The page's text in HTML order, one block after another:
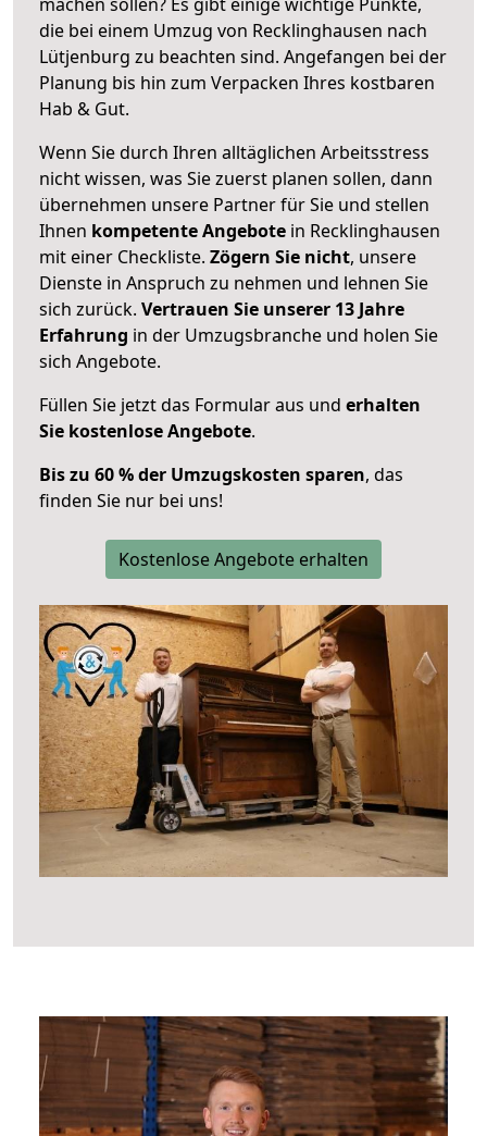
die bei einem Umzug von Recklinghausen nach
Lütjenburg zu beachten sind. Angefangen bei der
Planung bis hin zum Verpacken Ihres kostbaren
Hab & Gut.
Wenn Sie durch Ihren alltäglichen Arbeitsstress
nicht wissen, was Sie zuerst planen sollen, dann
übernehmen unsere Partner für Sie und stellen
Ihnen kompetente Angebote in Recklinghausen
mit einer Checkliste. Zögern Sie nicht, unsere
Dienste in Anspruch zu nehmen und lehnen Sie
sich zurück. Vertrauen Sie unserer 13 Jahre
Erfahrung in der Umzugsbranche und holen Sie
sich Angebote.
Füllen Sie jetzt das Formular aus und erhalten
Sie kostenlose Angebote.
Bis zu 60 % der Umzugskosten sparen, das
finden Sie nur bei uns!
Kostenlose Angebote erhalten